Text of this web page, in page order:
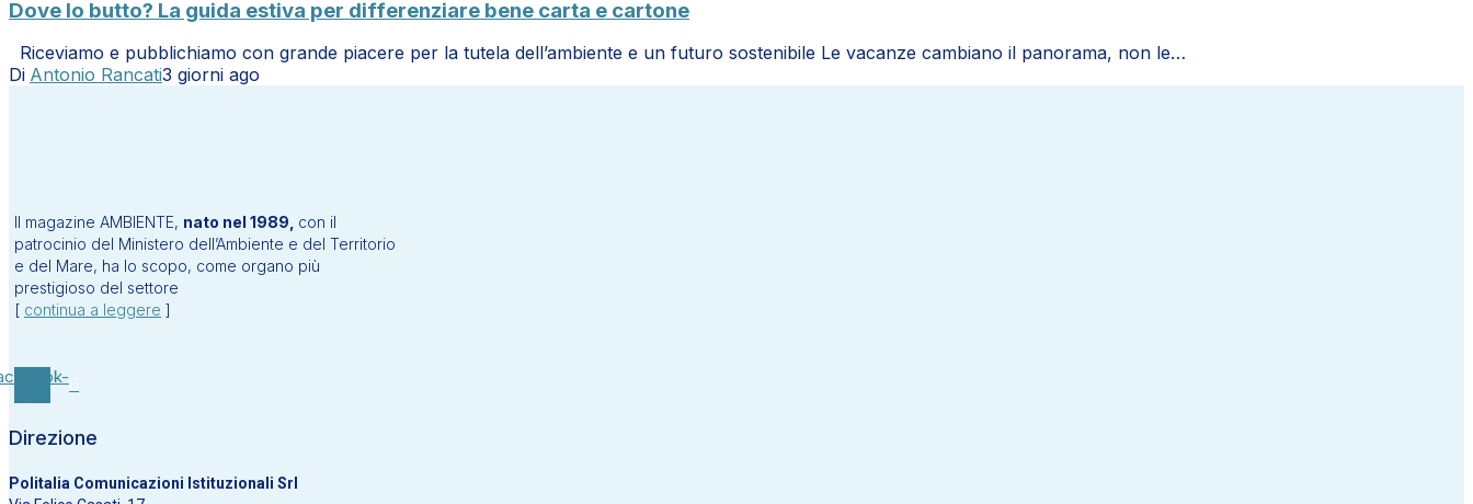
Dove lo butto? La guida estiva per differenziare bene carta e cartone
Riceviamo e pubblichiamo con grande piacere per la tutela dell’ambiente e un futuro sostenibile Le vacanze cambiano il panorama, non le…
Di Antonio Rancati3 giorni ago
Il magazine AMBIENTE, nato nel 1989, con il
patrocinio del Ministero dell’Ambiente e del Territorio
e del Mare, ha lo scopo, come organo più
prestigioso del settore
[ continua a leggere ]
Direzione
Politalia Comunicazioni Istituzionali Srl